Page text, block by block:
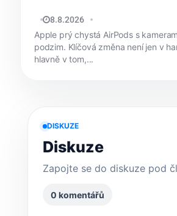
JAN HOLEŠ
8.8.2026
Apple prý chystá AirPods s
podzim. Klíčová změna není jen v
hlavně v tom,...
DISKUZE
Diskuze
Zapojte se do diskuze pod
0 komentářů